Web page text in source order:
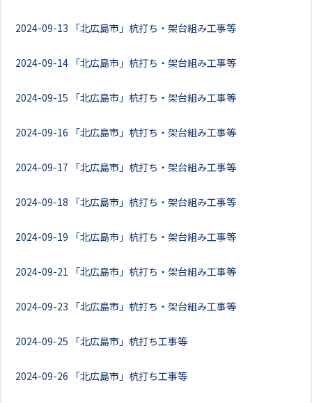
2024-09-13 「北広島市」杭打ち・架台組み工事等
2024-09-14 「北広島市」杭打ち・架台組み工事等
2024-09-15 「北広島市」杭打ち・架台組み工事等
2024-09-16 「北広島市」杭打ち・架台組み工事等
2024-09-17 「北広島市」杭打ち・架台組み工事等
2024-09-18 「北広島市」杭打ち・架台組み工事等
2024-09-19 「北広島市」杭打ち・架台組み工事等
2024-09-21 「北広島市」杭打ち・架台組み工事等
2024-09-23 「北広島市」杭打ち・架台組み工事等
2024-09-25 「北広島市」杭打ち工事等
2024-09-26 「北広島市」杭打ち工事等